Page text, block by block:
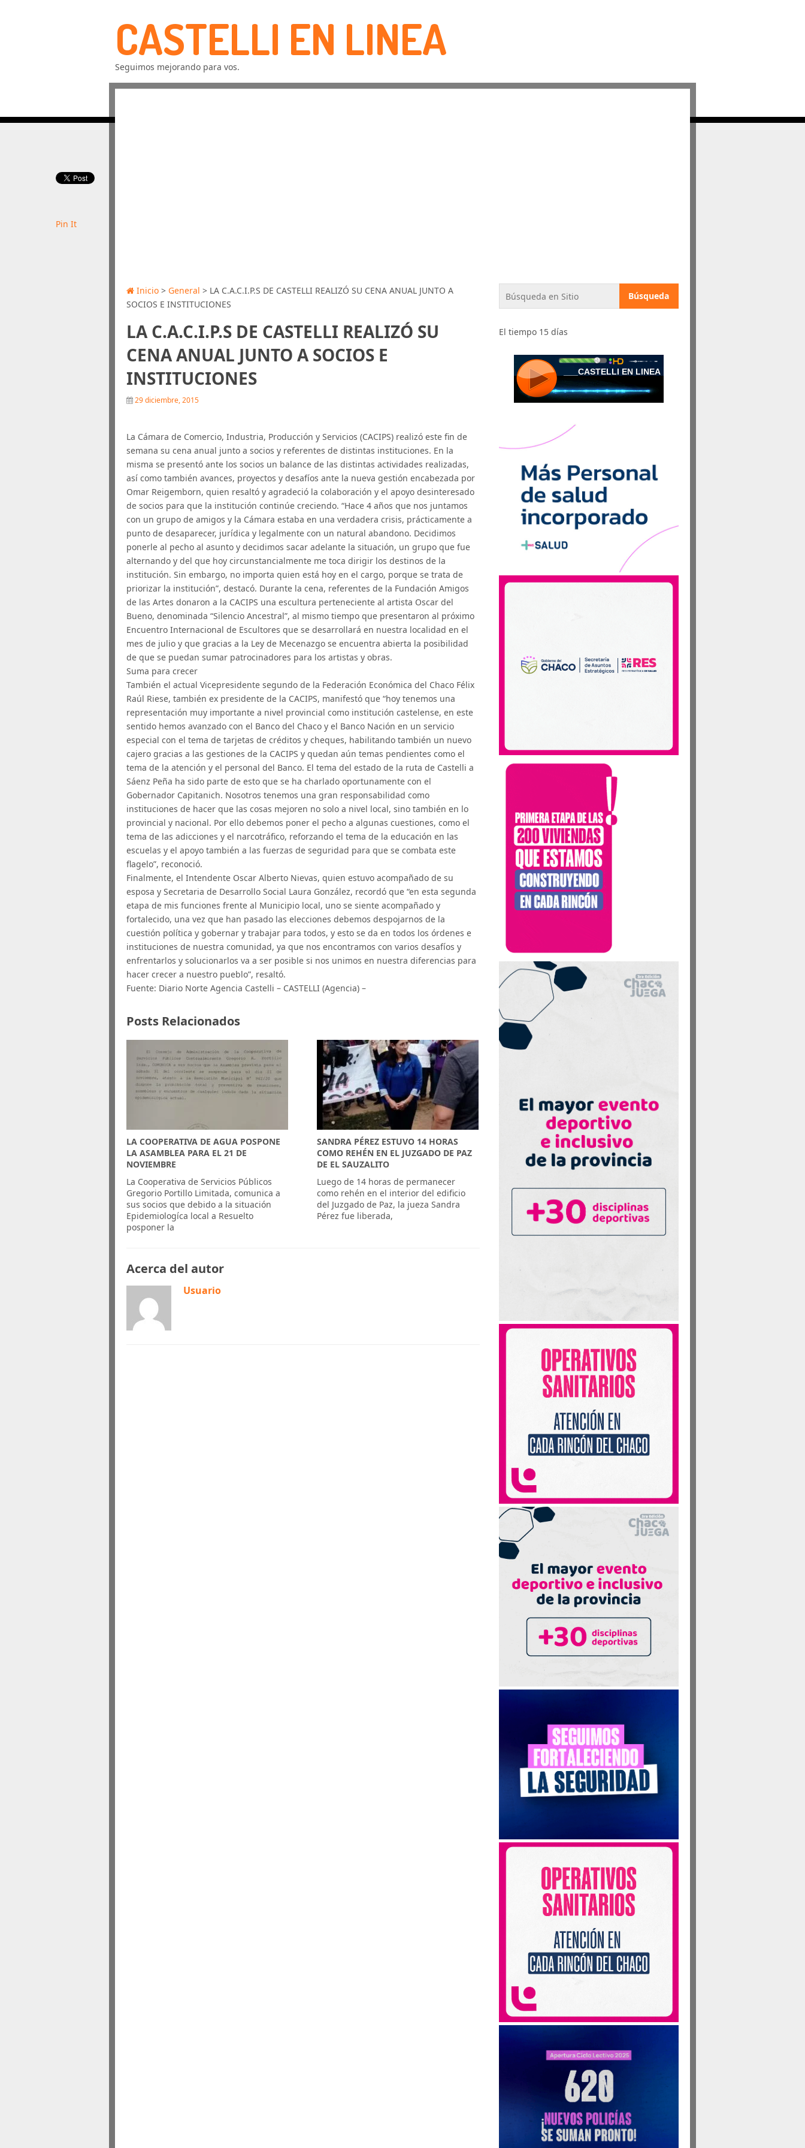
CASTELLI EN LINEA
Seguimos mejorando para vos.
Inicio > General > LA C.A.C.I.P.S DE CASTELLI REALIZÓ SU CENA ANUAL JUNTO A
SOCIOS E INSTITUCIONES
LA C.A.C.I.P.S DE CASTELLI REALIZÓ SU
CENA ANUAL JUNTO A SOCIOS E
INSTITUCIONES
29 diciembre, 2015
La Cámara de Comercio, Industria, Producción y Servicios (CACIPS) realizó este fin de
semana su cena anual junto a socios y referentes de distintas instituciones. En la
misma se presentó ante los socios un balance de las distintas actividades realizadas,
así como también avances, proyectos y desafíos ante la nueva gestión encabezada por
Omar Reigemborn, quien resaltó y agradeció la colaboración y el apoyo desinteresado
de socios para que la institución continúe creciendo. “Hace 4 años que nos juntamos
con un grupo de amigos y la Cámara estaba en una verdadera crisis, prácticamente a
punto de desaparecer, jurídica y legalmente con un natural abandono. Decidimos
ponerle al pecho al asunto y decidimos sacar adelante la situación, un grupo que fue
alternando y del que hoy circunstancialmente me toca dirigir los destinos de la
institución. Sin embargo, no importa quien está hoy en el cargo, porque se trata de
priorizar la institución”, destacó. Durante la cena, referentes de la Fundación Amigos
de las Artes donaron a la CACIPS una escultura perteneciente al artista Oscar del
Bueno, denominada “Silencio Ancestral”, al mismo tiempo que presentaron al próximo
Encuentro Internacional de Escultores que se desarrollará en nuestra localidad en el
mes de julio y que gracias a la Ley de Mecenazgo se encuentra abierta la posibilidad
de que se puedan sumar patrocinadores para los artistas y obras.
Suma para crecer
También el actual Vicepresidente segundo de la Federación Económica del Chaco Félix
Raúl Riese, también ex presidente de la CACIPS, manifestó que “hoy tenemos una
representación muy importante a nivel provincial como institución castelense, en este
sentido hemos avanzado con el Banco del Chaco y el Banco Nación en un servicio
especial con el tema de tarjetas de créditos y cheques, habilitando también un nuevo
cajero gracias a las gestiones de la CACIPS y quedan aún temas pendientes como el
tema de la atención y el personal del Banco. El tema del estado de la ruta de Castelli a
Sáenz Peña ha sido parte de esto que se ha charlado oportunamente con el
Gobernador Capitanich. Nosotros tenemos una gran responsabilidad como
instituciones de hacer que las cosas mejoren no solo a nivel local, sino también en lo
provincial y nacional. Por ello debemos poner el pecho a algunas cuestiones, como el
tema de las adicciones y el narcotráfico, reforzando el tema de la educación en las
escuelas y el apoyo también a las fuerzas de seguridad para que se combata este
flagelo”, reconoció.
Finalmente, el Intendente Oscar Alberto Nievas, quien estuvo acompañado de su
esposa y Secretaria de Desarrollo Social Laura González, recordó que “en esta segunda
etapa de mis funciones frente al Municipio local, uno se siente acompañado y
fortalecido, una vez que han pasado las elecciones debemos despojarnos de la
cuestión política y gobernar y trabajar para todos, y esto se da en todos los órdenes e
instituciones de nuestra comunidad, ya que nos encontramos con varios desafíos y
enfrentarlos y solucionarlos va a ser posible si nos unimos en nuestra diferencias para
hacer crecer a nuestro pueblo”, resaltó.
Fuente: Diario Norte Agencia Castelli​ – CASTELLI (Agencia) –
Pin It
Posts Relacionados
LA COOPERATIVA DE AGUA POSPONE
LA ASAMBLEA PARA EL 21 DE
NOVIEMBRE
La Cooperativa de Servicios Públicos
Gregorio Portillo Limitada, comunica a
sus socios que debido a la situación
Epidemiologíca local a Resuelto
posponer la
SANDRA PÉREZ ESTUVO 14 HORAS
COMO REHÉN EN EL JUZGADO DE PAZ
DE EL SAUZALITO
Luego de 14 horas de permanecer
como rehén en el interior del edificio
del Juzgado de Paz, la jueza Sandra
Pérez fue liberada,
Acerca del autor
Usuario
El tiempo 15 días